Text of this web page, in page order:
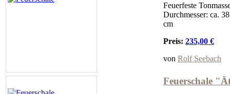
Feuerfeste
Durchmesser: ca.
cm
Preis: 235,00 €
von Rolf Seebach
Feuerschale